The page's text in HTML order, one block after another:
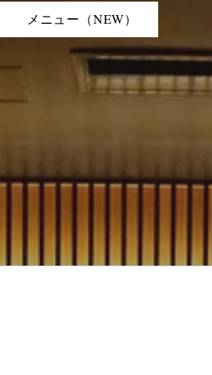
メニュー（NEW）